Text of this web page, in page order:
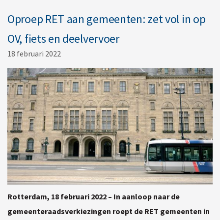
Oproep RET aan gemeenten: zet vol in op
OV, fiets en deelvervoer
18 februari 2022
Rotterdam, 18 februari 2022 – In aanloop naar de
gemeenteraadsverkiezingen roept de RET gemeenten in